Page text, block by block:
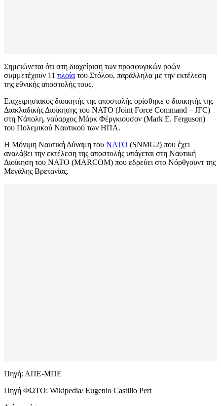
Σημειώνεται ότι στη διαχείριση των προσφυγικών ροών
συμμετέχουν 11 πλοία του Στόλου, παράλληλα με την εκτέλεση
της εθνικής αποστολής τους.
Επιχειρησιακός διοικητής της αποστολής ορίσθηκε ο διοικητής της
Διακλαδικής Διοίκησης του ΝΑΤΟ (Joint Force Command – JFC)
στη Νάπολη, ναύαρχος Μάρκ Φέργκιουσον (Mark E. Ferguson)
του Πολεμικού Ναυτικού των ΗΠΑ.
Η Μόνιμη Ναυτική Δύναμη του ΝΑΤΟ (SNMG2) που έχει
αναλάβει την εκτέλεση της αποστολής υπάγεται στη Ναυτική
Διοίκηση του ΝΑΤΟ (MARCOM) που εδρεύει στο Νόρθγουντ της
Μεγάλης Βρετανίας.
Πηγή: ΑΠΕ-ΜΠΕ
Πηγή ΦΩΤΟ: Wikipedia/ Eugenio Castillo Pert